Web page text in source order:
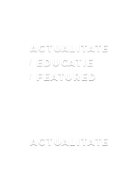
ACTUALITATE
EDUCATIE
FEATURED
ACTUALITATE